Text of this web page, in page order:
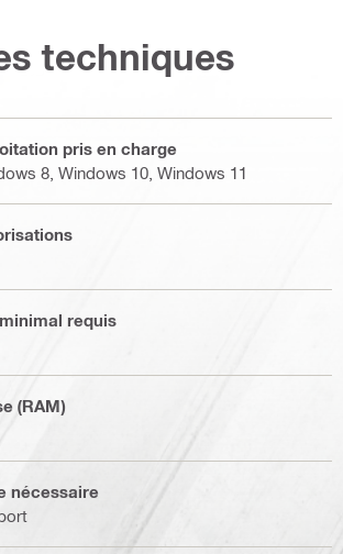
techniques
pris en charge
8, Windows 10, Windows 11
requis
(RAM)
nécessaire